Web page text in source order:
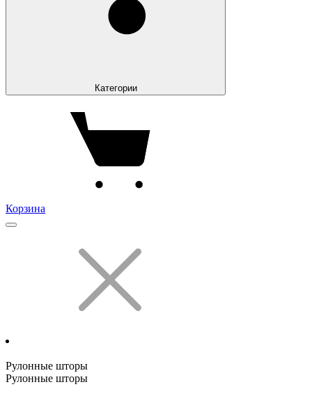
Категории
Корзина
Рулонные шторы
Рулонные шторы